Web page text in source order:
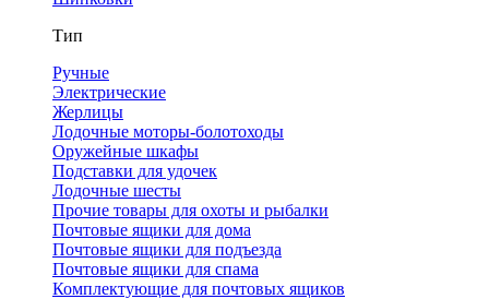
Тип
Ручные
Электрические
Жерлицы
Лодочные моторы-болотоходы
Оружейные шкафы
Подставки для удочек
Лодочные шесты
Прочие товары для охоты и рыбалки
Почтовые ящики для дома
Почтовые ящики для подъезда
Почтовые ящики для спама
Комплектующие для почтовых ящиков